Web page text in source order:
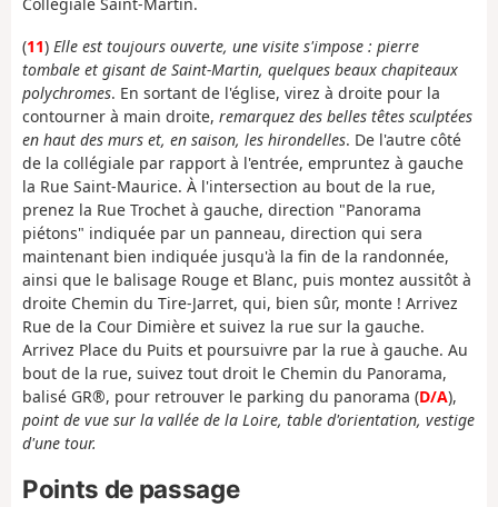
(11) Elle est toujours ouverte, une visite s'impose : pierre
tombale et gisant de Saint-Martin, quelques beaux chapiteaux
polychromes. En sortant de l'église, virez à droite pour la
contourner à main droite, remarquez des belles têtes sculptées
en haut des murs et, en saison, les hirondelles. De l'autre côté
de la collégiale par rapport à l'entrée, empruntez à gauche
la Rue Saint-Maurice. À l'intersection au bout de la rue,
prenez la Rue Trochet à gauche, direction "Panorama
piétons" indiquée par un panneau, direction qui sera
maintenant bien indiquée jusqu'à la fin de la randonnée,
ainsi que le balisage Rouge et Blanc, puis montez aussitôt à
droite Chemin du Tire-Jarret, qui, bien sûr, monte ! Arrivez
Rue de la Cour Dimière et suivez la rue sur la gauche.
Arrivez Place du Puits et poursuivre par la rue à gauche. Au
bout de la rue, suivez tout droit le Chemin du Panorama,
balisé GR®, pour retrouver le parking du panorama (D/A),
point de vue sur la vallée de la Loire, table d'orientation, vestige
d'une tour.
Points de passage